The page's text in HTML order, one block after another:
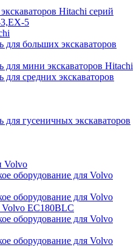
Hitachi серий
5
для больших экскаваторов
для мини экскаваторов Hitachi
для средних экскаваторов
для гусеничных экскаваторов
Volvo
оборудование для Volvo
оборудование для Volvo
EC180BLC
оборудование для Volvo
оборудование для Volvo